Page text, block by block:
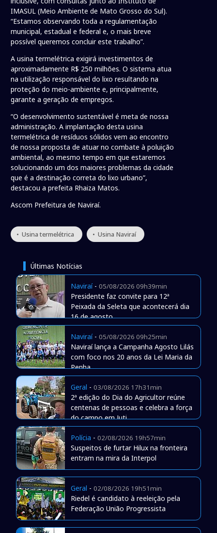
IMASUL (Meio Ambiente de Mato Grosso do Sul).
“Estamos observando toda a regulamentação
municipal, estadual e federal e, o mais breve
possível queremos concluir este trabalho”.
A usina termelétrica exigirá investimentos de
aproximadamente R$ 250 milhões. O sistema atua
na utilização responsável do lixo resultando na
proteção do meio-ambiente e, principalmente,
garante a geração de empregos.
“O desenvolvimento sustentável é meta de nossa
administração. A implantação desta usina
termelétrica de resíduos sólidos vem ao encontro
de nossa proposta de atuar no combate à poluição
ambiental, ao mesmo tempo em que estaremos
solucionando um dos maiores problemas da cidade
que é a destinação correta do lixo urbano”,
destacou a prefeita Rhaiza Matos.
Ascom Prefeitura de Naviraí.
• Usina termelétrica • Usina Naviraí
Últimas Notícias
Naviraí- 05/08/2026 09h39min
Presidente faz convite para 12ª
Peixada da Seleta que acontecerá dia
16 de agosto
Naviraí- 05/08/2026 09h25min
Naviraí lança a Campanha Agosto Lilás
com foco nos 20 anos da Lei Maria da
Penha
Geral - 03/08/2026 17h31min
2ª edição do Dia do Agricultor reúne
centenas de pessoas e celebra a força
do campo em Juti
Polícia - 02/08/2026 19h57min
Suspeitos de furtar Hilux na fronteira
entram na mira da Interpol
Geral - 02/08/2026 19h51min
Riedel é candidato à reeleição pela
Federação União Progressista